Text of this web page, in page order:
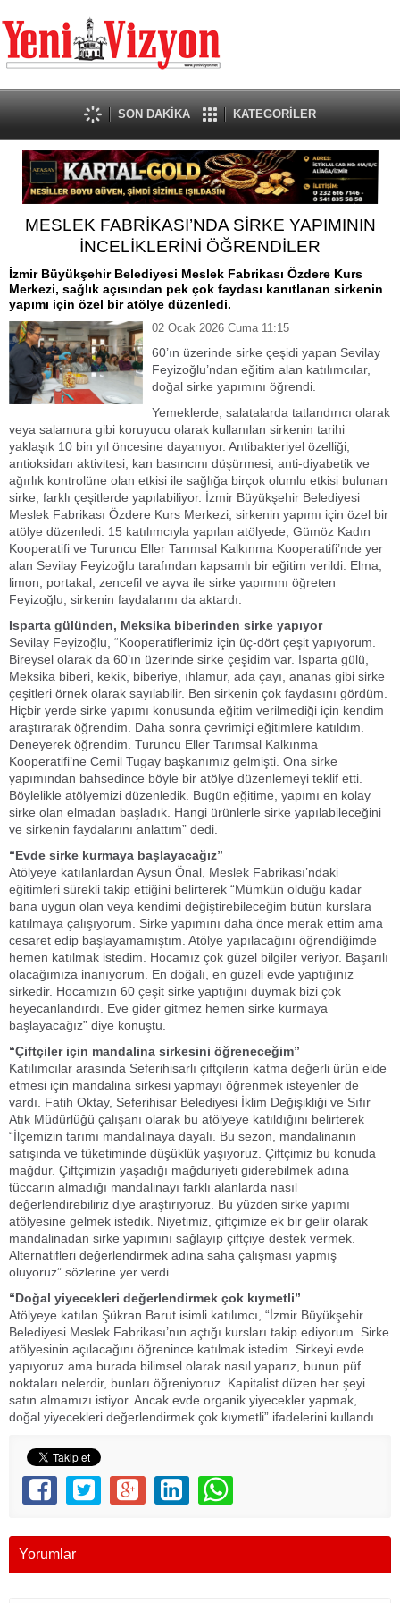
SON DAKİKA KATEGORİLER
MESLEK FABRİKASI’NDA SİRKE YAPIMININ
İNCELİKLERİNİ ÖĞRENDİLER
İzmir Büyükşehir Belediyesi Meslek Fabrikası Özdere Kurs
Merkezi, sağlık açısından pek çok faydası kanıtlanan sirkenin
yapımı için özel bir atölye düzenledi.
02 Ocak 2026 Cuma 11:15
60’ın üzerinde sirke çeşidi yapan Sevilay
Feyizoğlu’ndan eğitim alan katılımcılar,
doğal sirke yapımını öğrendi.
Yemeklerde, salatalarda tatlandırıcı olarak
veya salamura gibi koruyucu olarak kullanılan sirkenin tarihi
yaklaşık 10 bin yıl öncesine dayanıyor. Antibakteriyel özelliği,
antioksidan aktivitesi, kan basıncını düşürmesi, anti-diyabetik ve
ağırlık kontrolüne olan etkisi ile sağlığa birçok olumlu etkisi bulunan
sirke, farklı çeşitlerde yapılabiliyor. İzmir Büyükşehir Belediyesi
Meslek Fabrikası Özdere Kurs Merkezi, sirkenin yapımı için özel bir
atölye düzenledi. 15 katılımcıyla yapılan atölyede, Gümöz Kadın
Kooperatifi ve Turuncu Eller Tarımsal Kalkınma Kooperatifi’nde yer
alan Sevilay Feyizoğlu tarafından kapsamlı bir eğitim verildi. Elma,
limon, portakal, zencefil ve ayva ile sirke yapımını öğreten
Feyizoğlu, sirkenin faydalarını da aktardı.
Isparta gülünden, Meksika biberinden sirke yapıyor
Sevilay Feyizoğlu, “Kooperatiflerimiz için üç-dört çeşit yapıyorum.
Bireysel olarak da 60’ın üzerinde sirke çeşidim var. Isparta gülü,
Meksika biberi, kekik, biberiye, ıhlamur, ada çayı, ananas gibi sirke
çeşitleri örnek olarak sayılabilir. Ben sirkenin çok faydasını gördüm.
Hiçbir yerde sirke yapımı konusunda eğitim verilmediği için kendim
araştırarak öğrendim. Daha sonra çevrimiçi eğitimlere katıldım.
Deneyerek öğrendim. Turuncu Eller Tarımsal Kalkınma
Kooperatifi’ne Cemil Tugay başkanımız gelmişti. Ona sirke
yapımından bahsedince böyle bir atölye düzenlemeyi teklif etti.
Böylelikle atölyemizi düzenledik. Bugün eğitime, yapımı en kolay
sirke olan elmadan başladık. Hangi ürünlerle sirke yapılabileceğini
ve sirkenin faydalarını anlattım” dedi.
“Evde sirke kurmaya başlayacağız”
Atölyeye katılanlardan Aysun Önal, Meslek Fabrikası’ndaki
eğitimleri sürekli takip ettiğini belirterek “Mümkün olduğu kadar
bana uygun olan veya kendimi değiştirebileceğim bütün kurslara
katılmaya çalışıyorum. Sirke yapımını daha önce merak ettim ama
cesaret edip başlayamamıştım. Atölye yapılacağını öğrendiğimde
hemen katılmak istedim. Hocamız çok güzel bilgiler veriyor. Başarılı
olacağımıza inanıyorum. En doğalı, en güzeli evde yaptığınız
sirkedir. Hocamızın 60 çeşit sirke yaptığını duymak bizi çok
heyecanlandırdı. Eve gider gitmez hemen sirke kurmaya
başlayacağız” diye konuştu.
“Çiftçiler için mandalina sirkesini öğreneceğim”
Katılımcılar arasında Seferihisarlı çiftçilerin katma değerli ürün elde
etmesi için mandalina sirkesi yapmayı öğrenmek isteyenler de
vardı. Fatih Oktay, Seferihisar Belediyesi İklim Değişikliği ve Sıfır
Atık Müdürlüğü çalışanı olarak bu atölyeye katıldığını belirterek
“İlçemizin tarımı mandalinaya dayalı. Bu sezon, mandalinanın
satışında ve tüketiminde düşüklük yaşıyoruz. Çiftçimiz bu konuda
mağdur. Çiftçimizin yaşadığı mağduriyeti giderebilmek adına
tüccarın almadığı mandalinayı farklı alanlarda nasıl
değerlendirebiliriz diye araştırıyoruz. Bu yüzden sirke yapımı
atölyesine gelmek istedik. Niyetimiz, çiftçimize ek bir gelir olarak
mandalinadan sirke yapımını sağlayıp çiftçiye destek vermek.
Alternatifleri değerlendirmek adına saha çalışması yapmış
oluyoruz” sözlerine yer verdi.
“Doğal yiyecekleri değerlendirmek çok kıymetli”
Atölyeye katılan Şükran Barut isimli katılımcı, “İzmir Büyükşehir
Belediyesi Meslek Fabrikası’nın açtığı kursları takip ediyorum. Sirke
atölyesinin açılacağını öğrenince katılmak istedim. Sirkeyi evde
yapıyoruz ama burada bilimsel olarak nasıl yaparız, bunun püf
noktaları nelerdir, bunları öğreniyoruz. Kapitalist düzen her şeyi
satın almamızı istiyor. Ancak evde organik yiyecekler yapmak,
doğal yiyecekleri değerlendirmek çok kıymetli” ifadelerini kullandı.
Yorumlar